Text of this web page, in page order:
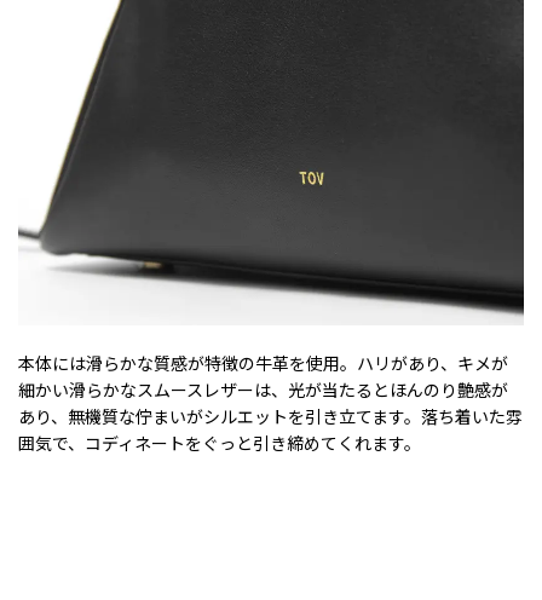
本体には滑らかな質感が特徴の牛革を使用。ハリがあり、キメが
細かい滑らかなスムースレザーは、光が当たるとほんのり艶感が
あり、無機質な佇まいがシルエットを引き立てます。落ち着いた雰
囲気で、コディネートをぐっと引き締めてくれます。